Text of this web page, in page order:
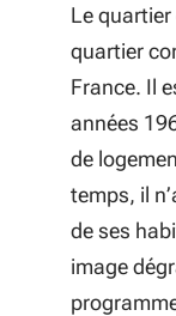
Le quartier
quartier
France. Il
années
de
temps, il
de ses
image